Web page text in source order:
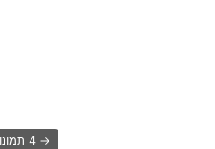
4 תמונות